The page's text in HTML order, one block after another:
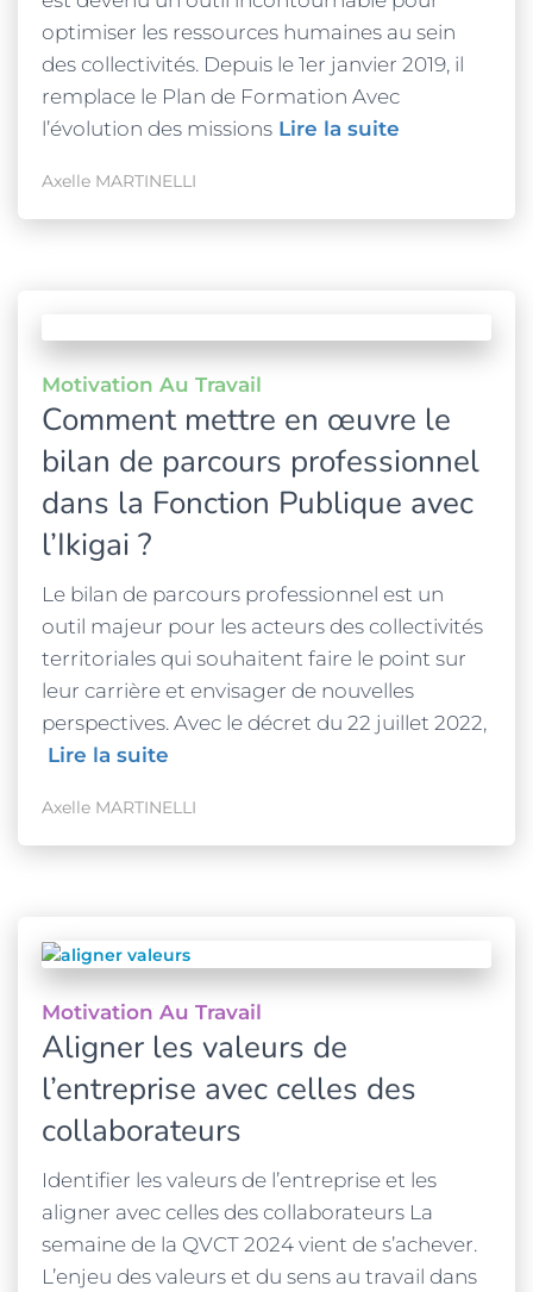
optimiser les ressources humaines au sein
des collectivités. Depuis le 1er janvier 2019, il
remplace le Plan de Formation Avec
l’évolution des missions Lire la suite
Axelle MARTINELLI
Motivation Au Travail
Comment mettre en œuvre le
bilan de parcours professionnel
dans la Fonction Publique avec
l’Ikigai ?
Le bilan de parcours professionnel est un
outil majeur pour les acteurs des collectivités
territoriales qui souhaitent faire le point sur
leur carrière et envisager de nouvelles
perspectives. Avec le décret du 22 juillet 2022,
Lire la suite
Axelle MARTINELLI
Motivation Au Travail
Aligner les valeurs de
l’entreprise avec celles des
collaborateurs
Identifier les valeurs de l’entreprise et les
aligner avec celles des collaborateurs La
semaine de la QVCT 2024 vient de s’achever.
L’enjeu des valeurs et du sens au travail dans